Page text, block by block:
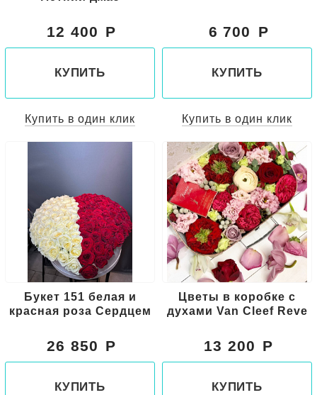
12 400
КУПИТЬ
Купить в один клик
6 700
КУПИТЬ
Купить в один клик
Букет 151 белая и
красная роза Сердцем
26 850
КУПИТЬ
Цветы в коробке с
духами Van Cleef Reve
13 200
КУПИТЬ